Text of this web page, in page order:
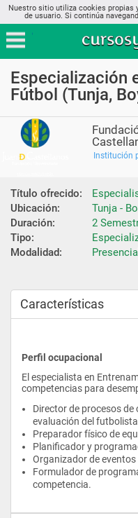
Nuestro sitio utiliza cookies propias
de usuario. Si continúa
Especialización
Fútbol (Tunja,
Institución
Título ofrecido:
Ubicación:
Tunja -
Duración:
2
Tipo:
Modalidad:
Presencial
Características
Perfil ocupacional
El especialista en
competencias para
Director de procesos
evaluación del
Preparador físico de
Planificador y
Organizador de
Formulador de
competencia.